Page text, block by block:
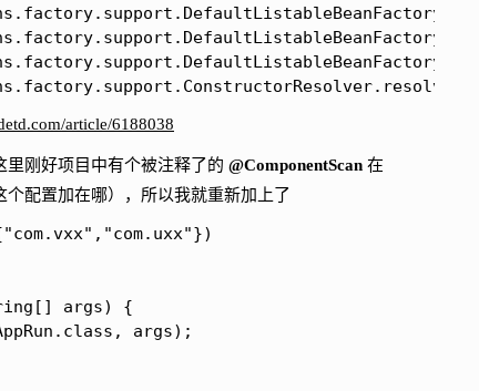
article/6188038
里刚好项目中有个被注释了的 @ComponentScan 在
配置加在哪），所以我就重新加上了
{"com.vxx","com.uxx"})
args) {
args);